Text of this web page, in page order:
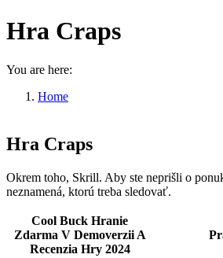
Hra Craps
You are here:
Home
Hra Craps
Okrem toho, Skrill. Aby ste neprišli o
neznamená, ktorú treba sledovať.
Cool Buck Hranie
Zdarma V Demoverzii A
Recenzia Hry 2024